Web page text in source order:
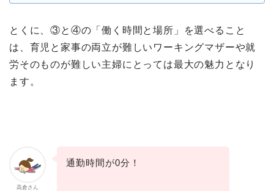
とくに、③と④の「働く時間と場所」を選べること
は、育児と家事の両立が難しいワーキングマザーや就
労そのものが難しい主婦にとっては最大の魅力となり
ます。
高倉さん
通勤時間が0分！